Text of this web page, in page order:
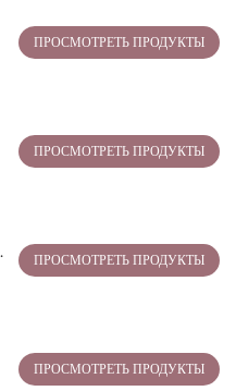
ПРОСМОТРЕТЬ ПРОДУКТЫ
ПРОСМОТРЕТЬ ПРОДУКТЫ
ПРОСМОТРЕТЬ ПРОДУКТЫ
ПРОСМОТРЕТЬ ПРОДУКТЫ